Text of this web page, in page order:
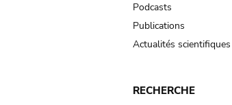
Podcasts
Publications
Actualités scientifiques
RECHERCHE